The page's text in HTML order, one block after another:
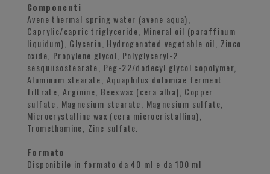
Componenti
Avene thermal spring water (avene aqua),
Caprylic/capric triglyceride, Mineral oil (paraffinum
liquidum), Glycerin, Hydrogenated vegetable oil, Zinco
oxide, Propylene glycol, Polyglyceryl-2
sesquiisostearate, Peg-22/dodecyl glycol copolymer,
Aluminum stearate, Aquaphilus dolomiae ferment
filtrate, Arginine, Beeswax (cera alba), Copper
sulfate, Magnesium stearate, Magnesium sulfate,
Microcrystalline wax (cera microcristallina),
Tromethamine, Zinc sulfate.
Formato
Disponibile in formato da 40 ml e da 100 ml